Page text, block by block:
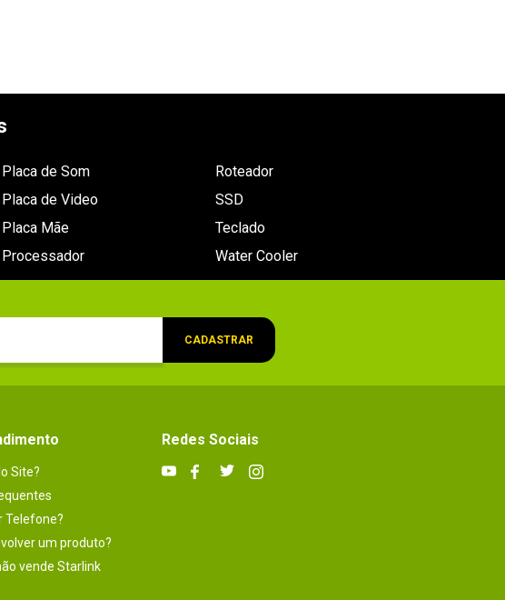
Placa de Som
Placa de Video
Placa Mãe
Processador
Roteador
SSD
Teclado
Water Cooler
CADASTRAR
Site?
Telefone?
um produto?
vende Starlink
Redes Sociais